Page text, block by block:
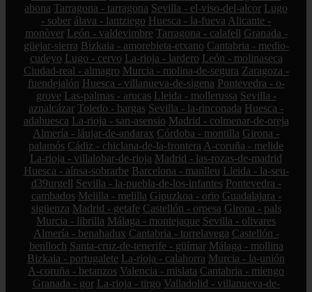
abona Tarragona - tarragona Sevilla - el-viso-del-alcor Lugo
- sober álava - lantziego Huesca - la-fueva Alicante -
monòver León - valdevimbre Tarragona - calafell Granada -
güejar-sierra Bizkaia - amorebieta-etxano Cantabria - medio-
cudeyo Lugo - cervo La-rioja - lardero León - molinaseca
Ciudad-real - almagro Murcia - molina-de-segura Zaragoza -
fuendejalón Huesca - villanueva-de-sigena Pontevedra - o-
grove Las-palmas - arucas Lleida - mollerussa Sevilla -
aznalcázar Toledo - bargas Sevilla - la-rinconada Huesca -
adahuesca La-rioja - san-asensio Madrid - colmenar-de-oreja
Almería - láujar-de-andarax Córdoba - montilla Girona -
palamós Cádiz - chiclana-de-la-frontera A-coruña - melide
La-rioja - villalobar-de-rioja Madrid - las-rozas-de-madrid
Huesca - aínsa-sobrarbe Barcelona - manlleu Lleida - la-seu-
d39urgell Sevilla - la-puebla-de-los-infantes Pontevedra -
cambados Melilla - melilla Gipuzkoa - orio Guadalajara -
sigüenza Madrid - getafe Castellón - orpesa Girona - pals
Murcia - librilla Málaga - montejaque Sevilla - olivares
Almería - benahadux Cantabria - torrelavega Castellón -
benlloch Santa-cruz-de-tenerife - güímar Málaga - mollina
Bizkaia - portugalete La-rioja - calahorra Murcia - la-unión
A-coruña - betanzos Valencia - mislata Cantabria - miengo
Granada - gor La-rioja - tirgo Valladolid - villanueva-de-